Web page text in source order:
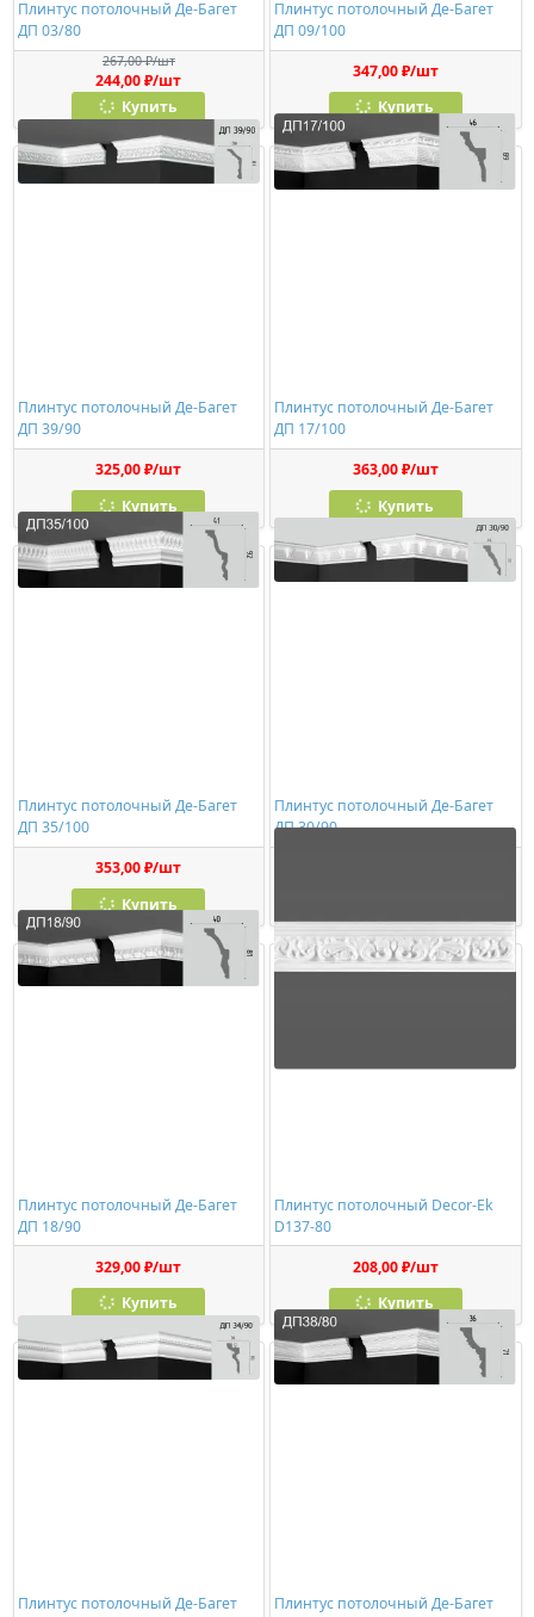
Плинтус потолочный Де-Багет
ДП 03/80
267,00 ₽/шт
244,00 ₽/шт
Купить
Плинтус потолочный Де-Багет
ДП 09/100
347,00 ₽/шт
Купить
Плинтус потолочный Де-Багет
ДП 39/90
325,00 ₽/шт
Купить
Плинтус потолочный Де-Багет
ДП 17/100
363,00 ₽/шт
Купить
Плинтус потолочный Де-Багет
ДП 35/100
353,00 ₽/шт
Купить
Плинтус потолочный Де-Багет
ДП 30/90
Плинтус потолочный Де-Багет
ДП 18/90
329,00 ₽/шт
Купить
Плинтус потолочный Decor-Ek
D137-80
208,00 ₽/шт
Купить
Плинтус потолочный Де-Багет
Плинтус потолочный Де-Багет